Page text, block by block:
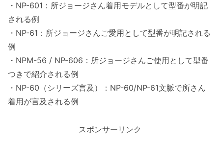
・NP-601：所ジョージさん着用モデルとして型番が明記
される例
・NP-61：所ジョージさんご愛用として型番が明記される
例
・NPM-56 / NP-606：所ジョージさんご使用として型番
つきで紹介される例
・NP-60（シリーズ言及）：NP-60/NP-61文脈で所さん
着用が言及される例
スポンサーリンク